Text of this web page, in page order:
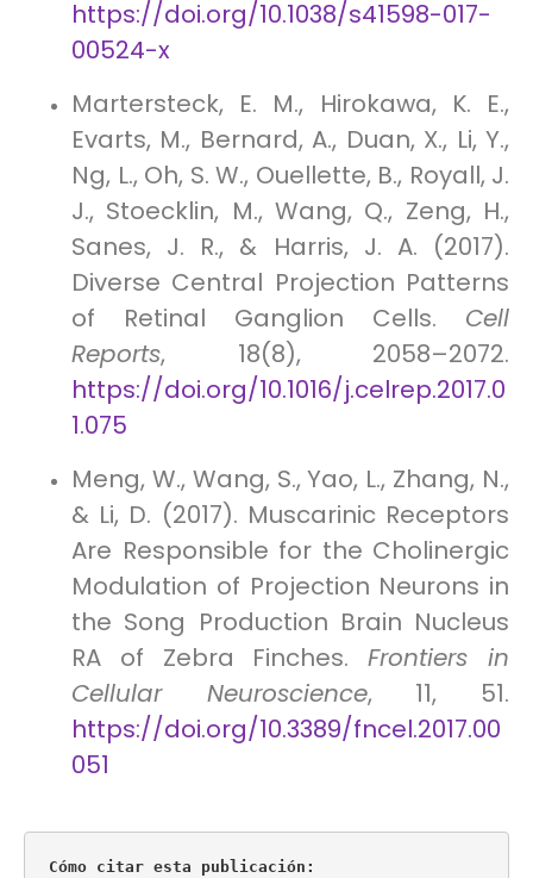
https://doi.org/10.1038/s41598-017-
00524-x
Martersteck, E. M., Hirokawa, K. E.,
Evarts, M., Bernard, A., Duan, X., Li, Y.,
Ng, L., Oh, S. W., Ouellette, B., Royall, J.
J., Stoecklin, M., Wang, Q., Zeng, H.,
Sanes, J. R., & Harris, J. A. (2017).
Diverse Central Projection Patterns
of Retinal Ganglion Cells. Cell
Reports, 18(8), 2058–2072.
https://doi.org/10.1016/j.celrep.2017.0
1.075
Meng, W., Wang, S., Yao, L., Zhang, N.,
& Li, D. (2017). Muscarinic Receptors
Are Responsible for the Cholinergic
Modulation of Projection Neurons in
the Song Production Brain Nucleus
RA of Zebra Finches.Frontiers in
Cellular Neuroscience, 11, 51.
https://doi.org/10.3389/fncel.2017.00
051
Cómo citar esta publicación: